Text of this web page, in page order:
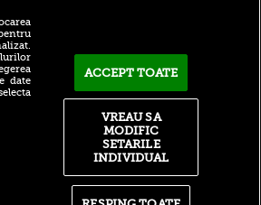
altă lume la
și a
date
ACCEPT TOATE
VREAU SA
MODIFIC
SETARILE
INDIVIDUAL